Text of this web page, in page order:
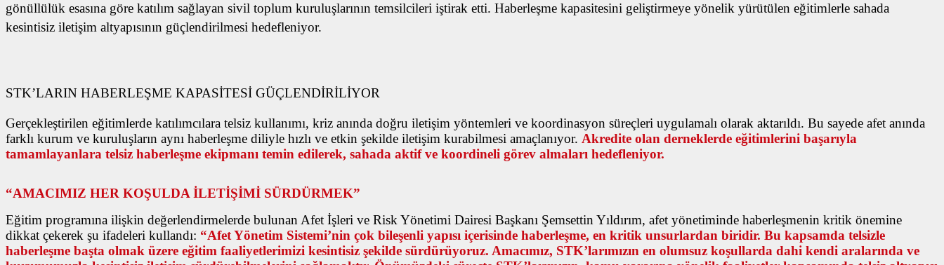
gönüllülük esasına göre katılım sağlayan sivil toplum kuruluşlarının temsilcileri iştirak etti. Haberleşme kapasitesini geliştirmeye yönelik yürütülen eğitimlerle sahada
kesintisiz iletişim altyapısının güçlendirilmesi hedefleniyor.
STK’LARIN HABERLEŞME KAPASİTESİ GÜÇLENDİRİLİYOR
Gerçekleştirilen eğitimlerde katılımcılara telsiz kullanımı, kriz anında doğru iletişim yöntemleri ve koordinasyon süreçleri uygulamalı olarak aktarıldı. Bu sayede afet anında
farklı kurum ve kuruluşların aynı haberleşme diliyle hızlı ve etkin şekilde iletişim kurabilmesi amaçlanıyor. Akredite olan derneklerde eğitimlerini başarıyla
tamamlayanlara telsiz haberleşme ekipmanı temin edilerek, sahada aktif ve koordineli görev almaları hedefleniyor.
“AMACIMIZ HER KOŞULDA İLETİŞİMİ SÜRDÜRMEK”
Eğitim programına ilişkin değerlendirmelerde bulunan Afet İşleri ve Risk Yönetimi Dairesi Başkanı Şemsettin Yıldırım, afet yönetiminde haberleşmenin kritik önemine
dikkat çekerek şu ifadeleri kullandı: “Afet Yönetim Sistemi’nin çok bileşenli yapısı içerisinde haberleşme, en kritik unsurlardan biridir. Bu kapsamda telsizle
haberleşme başta olmak üzere eğitim faaliyetlerimizi kesintisiz şekilde sürdürüyoruz. Amacımız, STK’larımızın en olumsuz koşullarda dahi kendi aralarında ve